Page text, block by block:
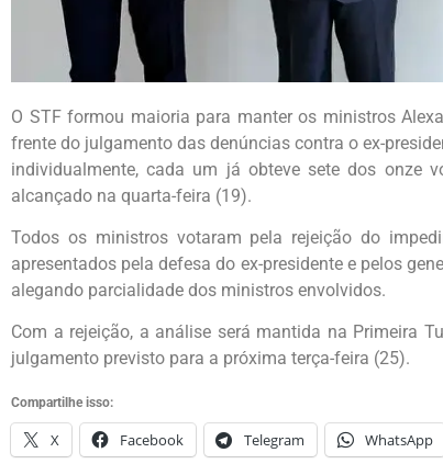
O STF formou maioria para manter os ministros
frente do julgamento das denúncias contra o ex-
individualmente, cada um já obteve sete dos onze
alcançado na quarta-feira (19).
Todos os ministros votaram pela rejeição do
apresentados pela defesa do ex-presidente e pelos
alegando parcialidade dos ministros envolvidos.
Com a rejeição, a análise será mantida na Primeira
julgamento previsto para a próxima terça-feira (25).
Compartilhe isso:
X Facebook Telegram WhatsApp